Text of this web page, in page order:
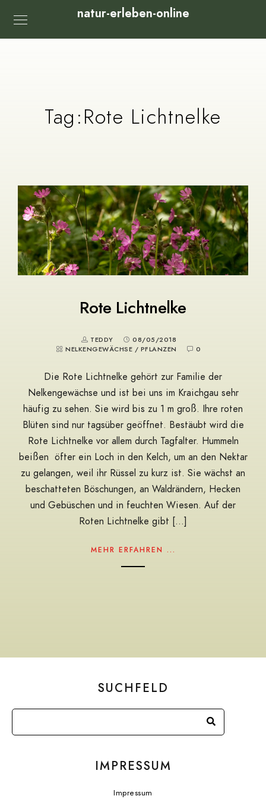
natur-erleben-online
Tag:Rote Lichtnelke
Rote Lichtnelke
TEDDY
08/05/2018
NELKENGEWÄCHSE / PFLANZEN 0
Die Rote Lichtnelke gehört zur Familie der
Nelkengewächse und ist bei uns im Kraichgau sehr
häufig zu sehen. Sie wird bis zu 1 m groß. Ihre roten
Blüten sind nur tagsüber geöffnet. Bestäubt wird die
Rote Lichtnelke vor allem durch Tagfalter. Hummeln
beißen öfter ein Loch in den Kelch, um an den Nektar
zu gelangen, weil ihr Rüssel zu kurz ist. Sie wächst an
beschatteten Böschungen, an Waldrändern, Hecken
und Gebüschen und in feuchten Wiesen. Auf der
Roten Lichtnelke gibt […]
MEHR ERFAHREN ...
SUCHFELD
IMPRESSUM
Impressum